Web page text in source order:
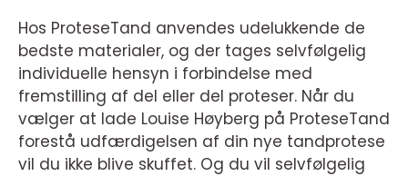
Hos ProteseTand anvendes udelukkende de
bedste materialer, og der tages selvfølgelig
individuelle hensyn i forbindelse med
fremstilling af del eller del proteser. Når du
vælger at lade Louise Høyberg på ProteseTand
forestå udfærdigelsen af din nye tandprotese
vil du ikke blive skuffet. Og du vil selvfølgelig